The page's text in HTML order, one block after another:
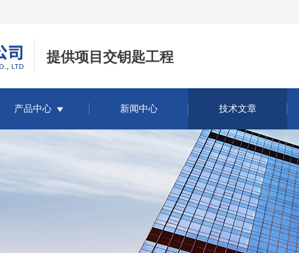
提供项目交钥匙工程
产品中心 新闻中心 技术文章